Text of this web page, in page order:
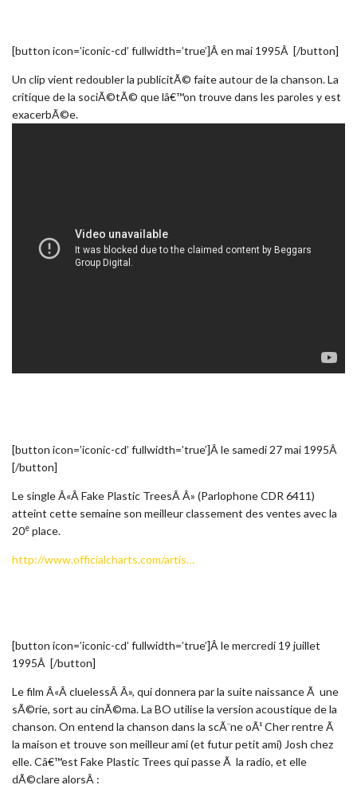
[button icon=’iconic-cd’ fullwidth=’true’]Â en mai 1995Â [/button]
Un clip vient redoubler la publicitÃ© faite autour de la chanson. La
critique de la sociÃ©tÃ© que lâ€™on trouve dans les paroles y est
exacerbÃ©e.
[button icon=’iconic-cd’ fullwidth=’true’]Â le samedi 27 mai 1995Â
[/button]
Le single Â«Â Fake Plastic TreesÂ Â» (Parlophone CDR 6411)
atteint cette semaine son meilleur classement des ventes avec la
20e place.
http://www.officialcharts.com/artis…
[button icon=’iconic-cd’ fullwidth=’true’]Â le mercredi 19 juillet
1995Â [/button]
Le film Â«Â cluelessÂ Â», qui donnera par la suite naissance Ã une
sÃ©rie, sort au cinÃ©ma. La BO utilise la version acoustique de la
chanson. On entend la chanson dans la scÃ¨ne oÃ¹ Cher rentre Ã
la maison et trouve son meilleur ami (et futur petit ami) Josh chez
elle. Câ€™est Fake Plastic Trees qui passe Ã la radio, et elle
dÃ©clare alorsÂ :